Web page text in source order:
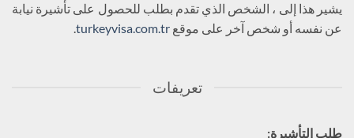
يشير هذا إلى ، الشخص الذي تقدم بطلب للحصول على تأشيرة نيابة
عن نفسه أو شخص آخر على موقع turkeyvisa.com.tr
.
تعريفات
طلب التأشيرة: